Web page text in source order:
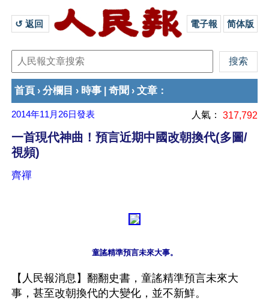
↺ 返回 電子報 简体版
首頁 › 分欄目 › 時事 奇聞 › 文章 ：
2014年11月26日發表 人氣： 317,792
一首現代神曲！預言近期中國改朝換代(多圖/
視頻)
齊禪
童謠精準預言未來大事。
【人民報消息】翻翻史書，童謠精準預言未來大
事，甚至改朝換代的大變化，並不新鮮。